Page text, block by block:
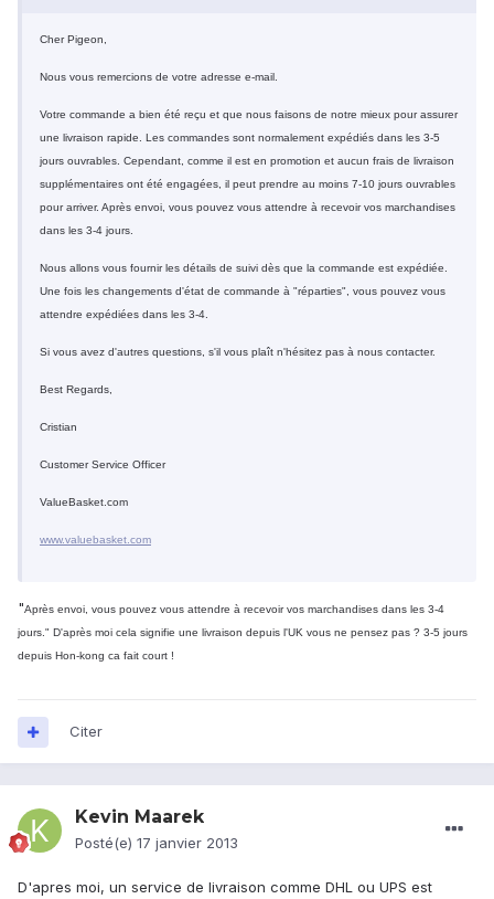
Cher Pigeon,
Nous vous remercions de votre adresse e-mail.
Votre commande a bien été reçu et que nous faisons de notre mieux pour assurer
une livraison rapide. Les commandes sont normalement expédiés dans les 3-5
jours ouvrables. Cependant, comme il est en promotion et aucun frais de livraison
supplémentaires ont été engagées, il peut prendre au moins 7-10 jours ouvrables
pour arriver. Après envoi, vous pouvez vous attendre à recevoir vos marchandises
dans les 3-4 jours.
Nous allons vous fournir les détails de suivi dès que la commande est expédiée.
Une fois les changements d'état de commande à "réparties", vous pouvez vous
attendre expédiées dans les 3-4.
Si vous avez d'autres questions, s'il vous plaît n'hésitez pas à nous contacter.
Best Regards,
Cristian
Customer Service Officer
ValueBasket.com
www.valuebasket.com
"Après envoi, vous pouvez vous attendre à recevoir vos marchandises dans les 3-4
jours." D'après moi cela signifie une livraison depuis l'UK vous ne pensez pas ? 3-5 jours
depuis Hon-kong ca fait court !
Citer
Kevin Maarek
Posté(e) 17 janvier 2013
D'apres moi, un service de livraison comme DHL ou UPS est